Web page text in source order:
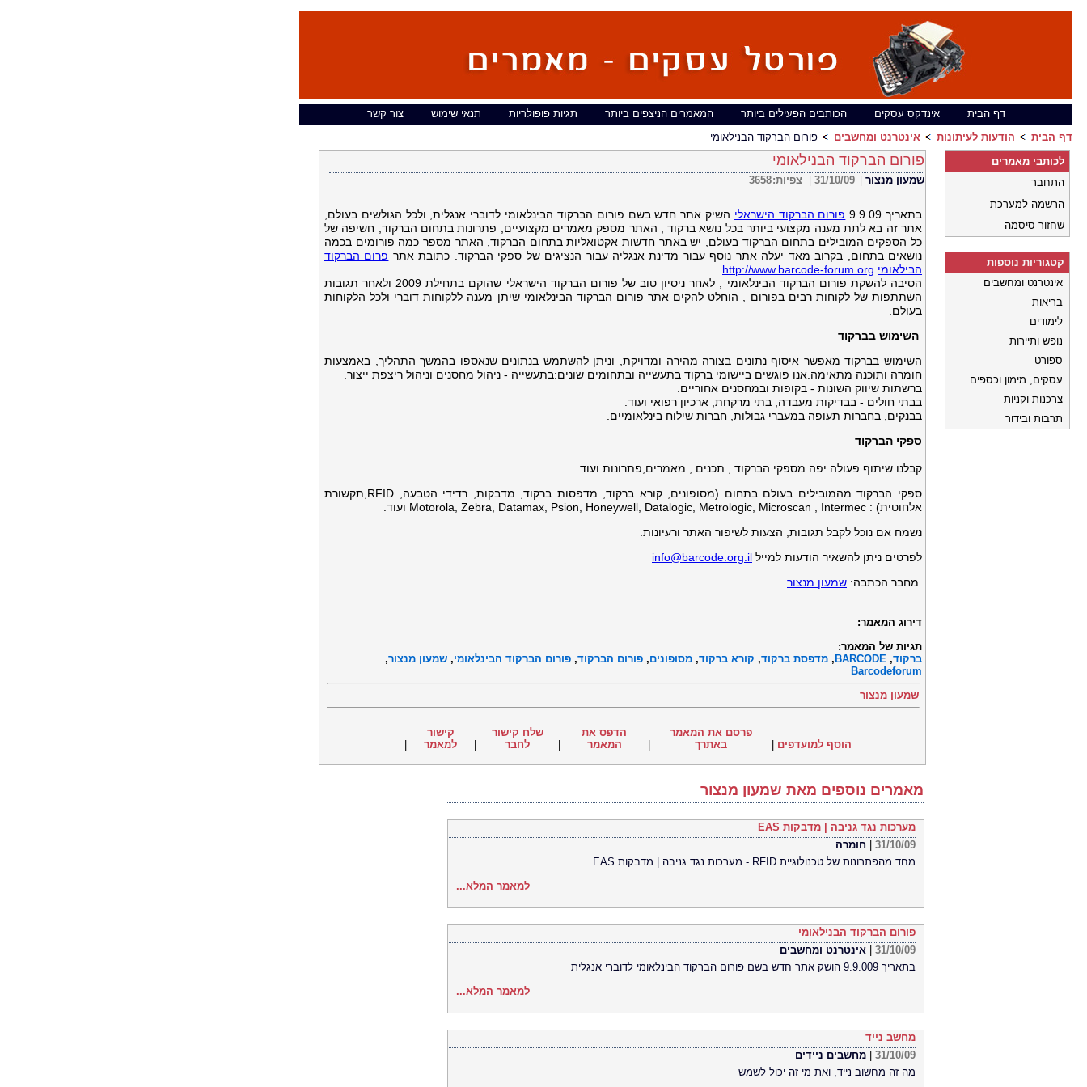
דף הבית אינדקס עסקים הכותבים הפעילים ביותר המאמרים הניצפים ביותר תגיות פופולריות תנאי שימוש
צור קשר
דף הבית
הודעות לעיתונות אינטרנט ומחשבים פורום הברקוד הבנילאומי
פורום הברקוד הבנילאומי
שמעון מנצור 31/10/09 צפיות:3658
בתאריך 9.9.09 פורום הברקוד הישראלי השיק אתר חדש בשם פורום הברקוד הבינלאומי לדוברי אנגלית, ולכל הגולשים בעולם,
אתר זה בא לתת מענה מקצועי ביותר בכל נושא ברקוד , האתר מספק מאמרים מקצועיים, פתרונות בתחום הברקוד, חשיפה של
כל הספקים המובילים בתחום הברקוד בעולם, יש באתר חדשות אקטואליות בתחום הברקוד, האתר מספר כמה פורומים בכמה
נושאים בתחום, בקרוב מאד יעלה אתר נוסף עבור מדינת אנגליה עבור הנציגים של ספקי הברקוד. כתובת אתר פרום הברקוד
הבילאומי http://www.barcode-forum.org
הסיבה להשקת פורום הברקוד הבינלאומי , לאחר ניסיון טוב של פורום הברקוד הישראלי שהוקם בתחילת 2009 ולאחר תגובות
השתתפות של לקוחות רבים בפורום , הוחלט להקים אתר פורום הברקוד הבינלאומי שיתן מענה ללקוחות דוברי ולכל הלקוחות
בעולם.
השימוש בברקוד
השימוש בברקוד מאפשר איסוף נתונים בצורה מהירה ומדויקת, וניתן להשתמש בנתונים שנאספו בהמשך התהליך, באמצעות
חומרה ותוכנה מתאימה.אנו פוגשים ביישומי ברקוד בתעשייה ובתחומים שונים:בתעשייה - ניהול מחסנים וניהול ריצפת ייצור.
ברשתות שיווק השונות - בקופות ובמחסנים אחוריים.
בבתי חולים - בבדיקות מעבדה, בתי מרקחת, ארכיון רפואי ועוד.
בבנקים, בחברות תעופה במעברי גבולות, חברות שילוח בינלאומיים.
ספקי הברקוד
קבלנו שיתוף פעולה יפה מספקי הברקוד , תכנים , מאמרים,פתרונות ועוד.
ספקי הברקוד מהמובילים בעולם בתחום (מסופונים, קורא ברקוד, מדפסות ברקוד, מדבקות, רדידי הטבעה, RFID,תקשורת
אלחוטית) : Motorola, Zebra, Datamax, Psion, Honeywell, Datalogic, Metrologic, Microscan , Intermec ועוד.
נשמח אם נוכל לקבל תגובות, הצעות לשיפור האתר ורעיונות.
לפרטים ניתן להשאיר הודעות למייל info@barcode.org.il
מחבר הכתבה: שמעון מנצור
דירוג המאמר:
תגיות של המאמר:
ברקוד,
BARCODE
, מדפסת ברקוד, קורא ברקוד, מסופונים, פורום הברקוד, פורום הברקוד הבינלאומי, שמעון מנצור,
Barcodeforum
שמעון מנצור
הוסף למועדפים |
פרסם את המאמר
באתרך
|
הדפס את
המאמר
|
שלח קישור
לחבר
|
קישור
למאמר
|
מאמרים נוספים מאת שמעון מנצור
מערכות נגד גניבה | מדבקות EAS
31/10/09
חומרה
מחד מהפתרונות של טכנולוגיית RFID - מערכות נגד גניבה | מדבקות EAS
למאמר המלא...
פורום הברקוד הבנילאומי
31/10/09
אינטרנט ומחשבים
בתאריך 9.9.009 הושק אתר חדש בשם פורום הברקוד הבינלאומי לדוברי אנגלית
למאמר המלא...
מחשב נייד
31/10/09
מחשבים ניידים
מה זה מחשוב נייד, ואת מי זה יכול לשמש
לכותבי מאמרים
התחבר
הרשמה למערכת
שחזור סיסמה
קטגוריות נוספות
אינטרנט ומחשבים
בריאות
לימודים
נופש ותיירות
ספורט
עסקים, מימון וכספים
צרכנות וקניות
תרבות ובידור